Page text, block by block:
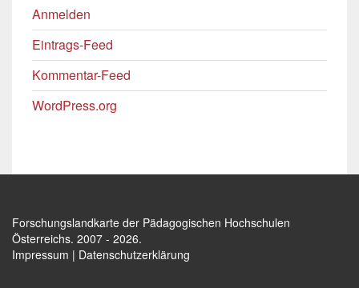
Anmelden
Eintrags-Feed
Kommentar-Feed
WordPress.org
Forschungslandkarte der Pädagogischen Hochschulen
Österreichs. 2007 - 2026.
Impressum | Datenschutzerklärung